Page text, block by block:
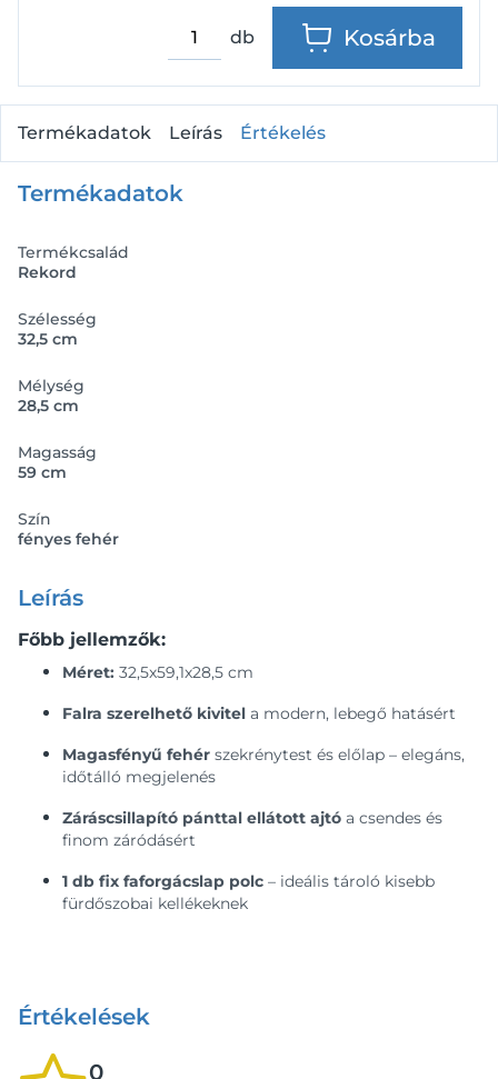
db Kosárba
Termékadatok Leírás Értékelés
Termékadatok
Termékcsalád
Rekord
Szélesség
32,5 cm
Mélység
28,5 cm
Magasság
59 cm
Szín
fényes fehér
Leírás
Főbb jellemzők:
Méret: 32,5x59,1x28,5 cm
Falra szerelhető kivitel a modern, lebegő hatásért
Magasfényű fehér szekrénytest és előlap – elegáns,
időtálló megjelenés
Záráscsillapító pánttal ellátott ajtó a csendes és
finom záródásért
1 db fix faforgácslap polc – ideális tároló kisebb
fürdőszobai kellékeknek
Értékelések
0